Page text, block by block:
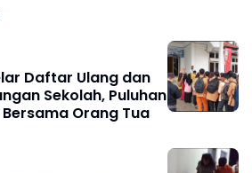
Daftar Ulang dan
Sekolah, Puluhan
Orang Tua